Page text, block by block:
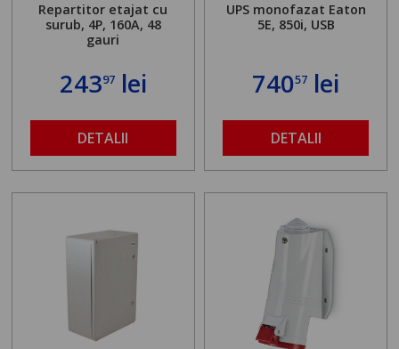
Repartitor etajat cu
surub, 4P, 160A, 48
gauri
24397lei
DETALII
UPS monofazat Eaton
5E, 850i, USB
74057 lei
DETALII